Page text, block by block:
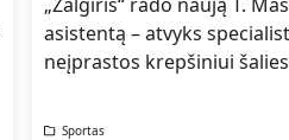
asistentą – atvyks
neįprastos krepšiniui šalies
Sportas